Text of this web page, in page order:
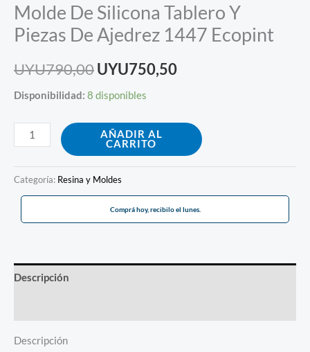
Molde De Silicona Tablero Y
Piezas De Ajedrez 1447 Ecopint
UYU790,00UYU750,50
Disponibilidad: 8 disponibles
AÑADIR AL
CARRITO
Categoría: Resina y Moldes
Comprá hoy, recibilo el lunes.
Descripción
Descripción